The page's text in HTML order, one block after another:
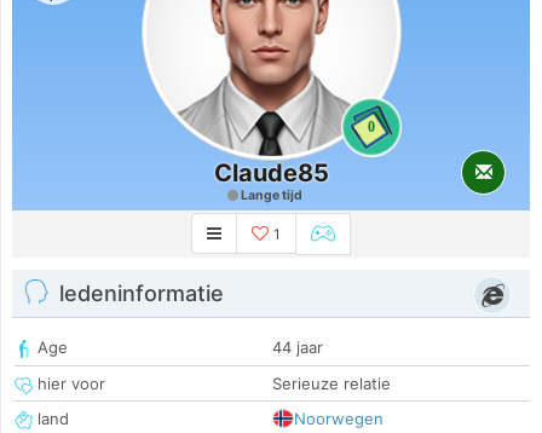
0
Claude85
Lange tijd
1
ledeninformatie
Age
44 jaar
hier voor
Serieuze relatie
land
Noorwegen